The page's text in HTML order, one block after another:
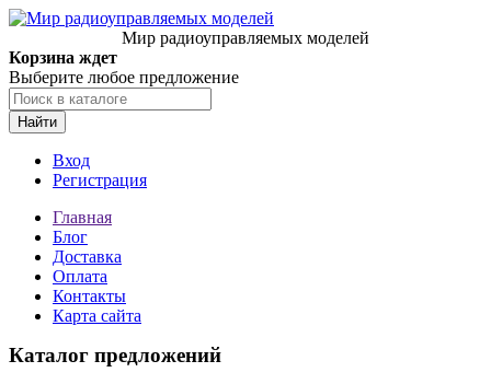
Мир радиоуправляемых моделей
Корзина ждет
Выберите любое предложение
Найти
Вход
Регистрация
Главная
Блог
Доставка
Оплата
Контакты
Карта сайта
Каталог предложений